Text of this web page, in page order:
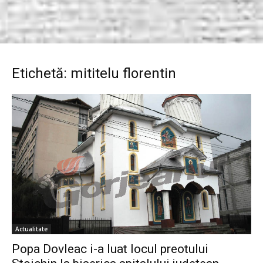
Etichetă: mititelu florentin
Actualitate
Popa Dovleac i-a luat locul preotului